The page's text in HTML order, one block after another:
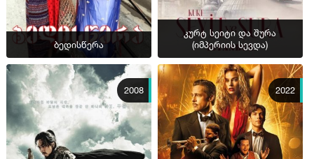
ბედისწერა
კურტ სეიტი და შურა
(იმპერიის სევდა)
2008 2022